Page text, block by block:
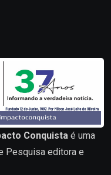
Conquista é uma
Pesquisa editora e